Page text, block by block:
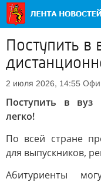
Поступить в
2 июля 2026, 14:55
Поступить в вуз
легко!
По всей стране
для выпускников,
Абитуриенты